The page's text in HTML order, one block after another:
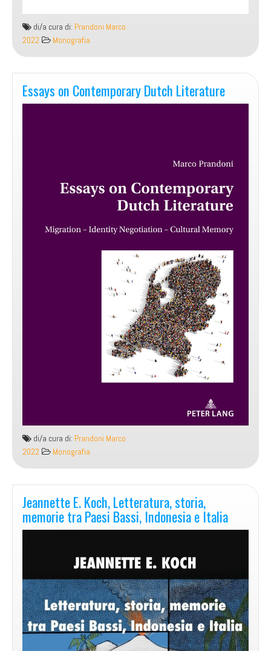
di/a cura di: Prandoni Marco
2022
Monografia
Essays on Contemporary Dutch Literature
di/a cura di: Prandoni Marco
2022
Monografia
Jeannette E. Koch, Letteratura, storia,
memorie tra Paesi Bassi, Indonesia e Italia